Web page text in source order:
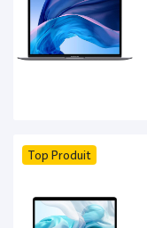
Top Produit